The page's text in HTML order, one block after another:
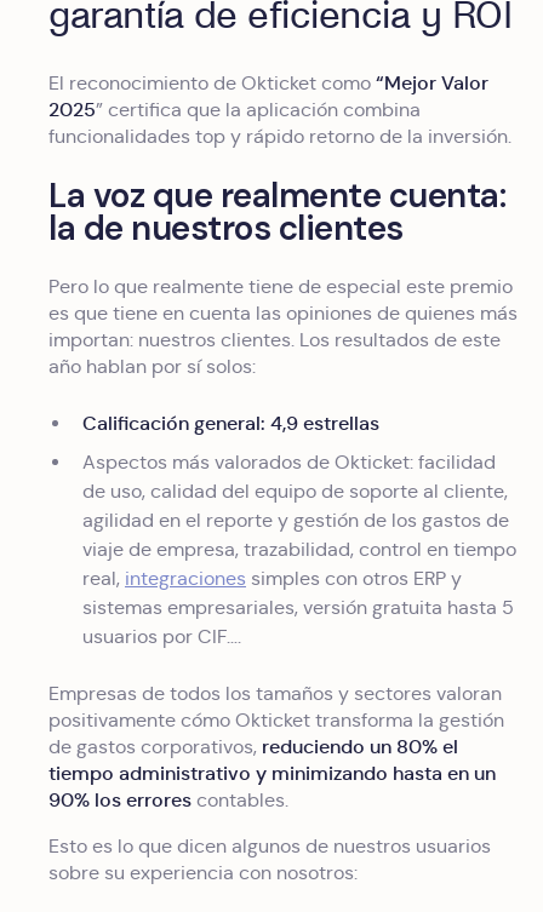
garantía de eficiencia y ROI
El reconocimiento de Okticket como “Mejor Valor
2025” certifica que la aplicación combina
funcionalidades top y rápido retorno de la inversión.
La voz que realmente cuenta:
la de nuestros clientes
Pero lo que realmente tiene de especial este premio
es que tiene en cuenta las opiniones de quienes más
importan: nuestros clientes. Los resultados de este
año hablan por sí solos:
Calificación general: 4,9 estrellas
Aspectos más valorados de Okticket: facilidad
de uso, calidad del equipo de soporte al cliente,
agilidad en el reporte y gestión de los gastos de
viaje de empresa, trazabilidad, control en tiempo
real, integraciones simples con otros ERP y
sistemas empresariales, versión gratuita hasta 5
usuarios por CIF….
Empresas de todos los tamaños y sectores valoran
positivamente cómo Okticket transforma la gestión
de gastos corporativos, reduciendo un 80% el
tiempo administrativo y minimizando hasta en un
90% los errores contables.
Esto es lo que dicen algunos de nuestros usuarios
sobre su experiencia con nosotros: